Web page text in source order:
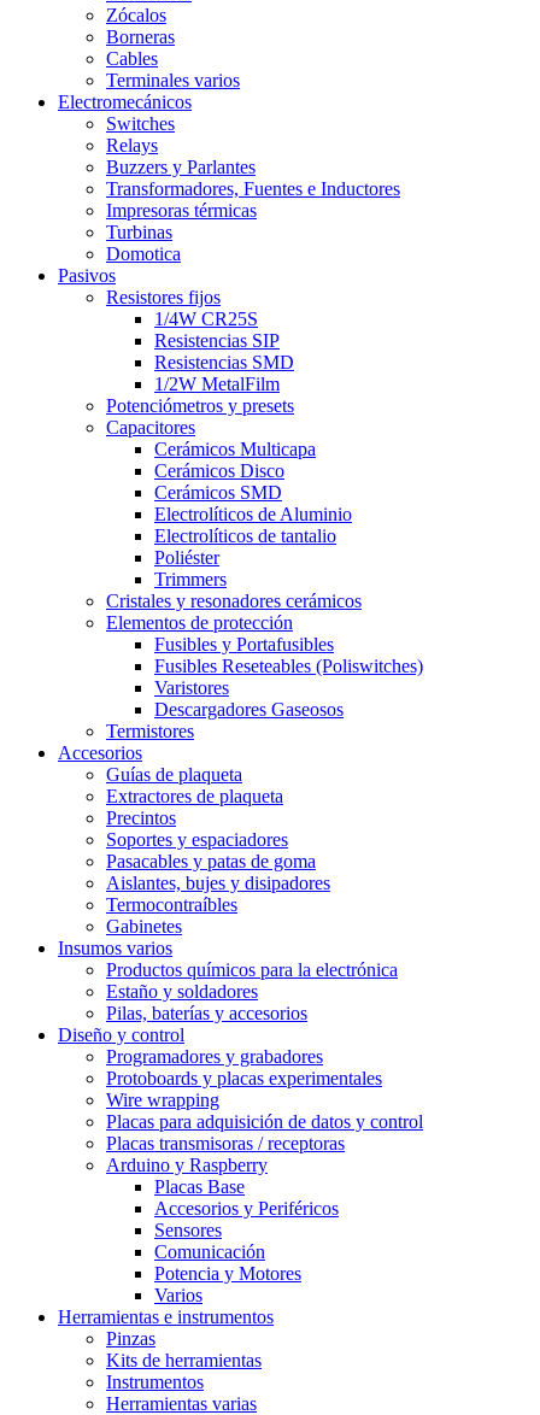
Zócalos
Borneras
Cables
Terminales varios
Electromecánicos
Switches
Relays
Buzzers y Parlantes
Transformadores, Fuentes e Inductores
Impresoras térmicas
Turbinas
Domotica
Pasivos
Resistores fijos
1/4W CR25S
Resistencias SIP
Resistencias SMD
1/2W MetalFilm
Potenciómetros y presets
Capacitores
Cerámicos Multicapa
Cerámicos Disco
Cerámicos SMD
Electrolíticos de Aluminio
Electrolíticos de tantalio
Poliéster
Trimmers
Cristales y resonadores cerámicos
Elementos de protección
Fusibles y Portafusibles
Fusibles Reseteables (Poliswitches)
Varistores
Descargadores Gaseosos
Termistores
Accesorios
Guías de plaqueta
Extractores de plaqueta
Precintos
Soportes y espaciadores
Pasacables y patas de goma
Aislantes, bujes y disipadores
Termocontraíbles
Gabinetes
Insumos varios
Productos químicos para la electrónica
Estaño y soldadores
Pilas, baterías y accesorios
Diseño y control
Programadores y grabadores
Protoboards y placas experimentales
Wire wrapping
Placas para adquisición de datos y control
Placas transmisoras / receptoras
Arduino y Raspberry
Placas Base
Accesorios y Periféricos
Sensores
Comunicación
Potencia y Motores
Varios
Herramientas e instrumentos
Pinzas
Kits de herramientas
Instrumentos
Herramientas varias